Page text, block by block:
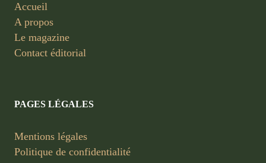
Accueil
A propos
Le magazine
Contact éditorial
PAGES LÉGALES
Mentions légales
Politique de confidentialité